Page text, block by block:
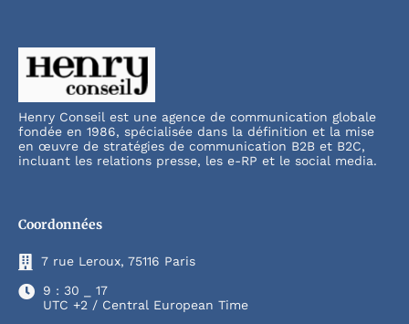
Henry Conseil est une agence de communication globale
fondée en 1986, spécialisée dans la définition et la mise
en œuvre de stratégies de communication B2B et B2C,
incluant les relations presse, les e-RP et le social media.
Coordonnées
7 rue Leroux, 75116 Paris
9 : 30 _ 17
UTC +2 / Central European Time